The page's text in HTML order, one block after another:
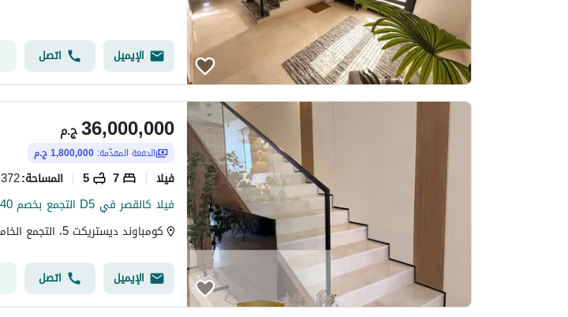
الإيميل اتصل
ج.م36,000,000
الدفعة المقدّمة: 1,800,000 ج.م
فیلا 7
5 المساحة:372 متر مربع
الإيميل اتصل